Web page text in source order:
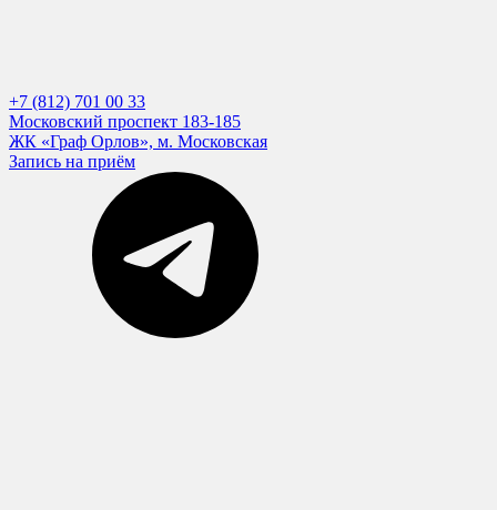
+7 (812) 701 00 33
Московский проспект 183-185
ЖК «Граф Орлов», м. Московская
Запись на приём